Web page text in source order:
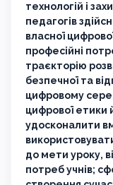
технологій і
педагогів
власної
професійні
траєкторію
безпечної та
цифровому
цифрової етики
удосконалити
до мети уроку,
потреб учнів;